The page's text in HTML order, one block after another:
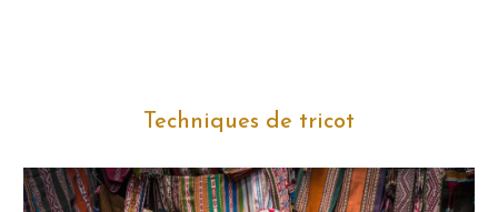
Techniques de tricot